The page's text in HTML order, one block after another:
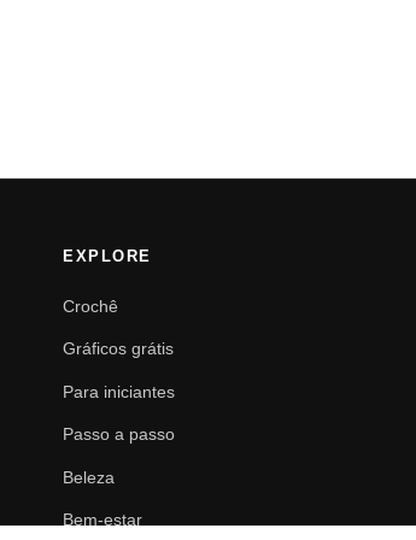
EXPLORE
Crochê
Gráficos grátis
Para iniciantes
Passo a passo
Beleza
Bem-estar